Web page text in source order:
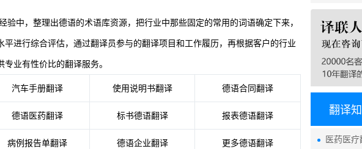
中，整理出德语的术语库资源，把行业中那些固定的常用的词语确定下来，
进行综合评估，通过翻译员参与的翻译项目和工作履历，再根据客户的行业
业有性价比的翻译服务。
汽车手册翻译 使用说明书翻译 德语合同翻译
德语医药翻译 标书德语翻译 报表德语翻译
病例报告单翻译 德语企业翻译 更多德语翻译
翻译
医药医